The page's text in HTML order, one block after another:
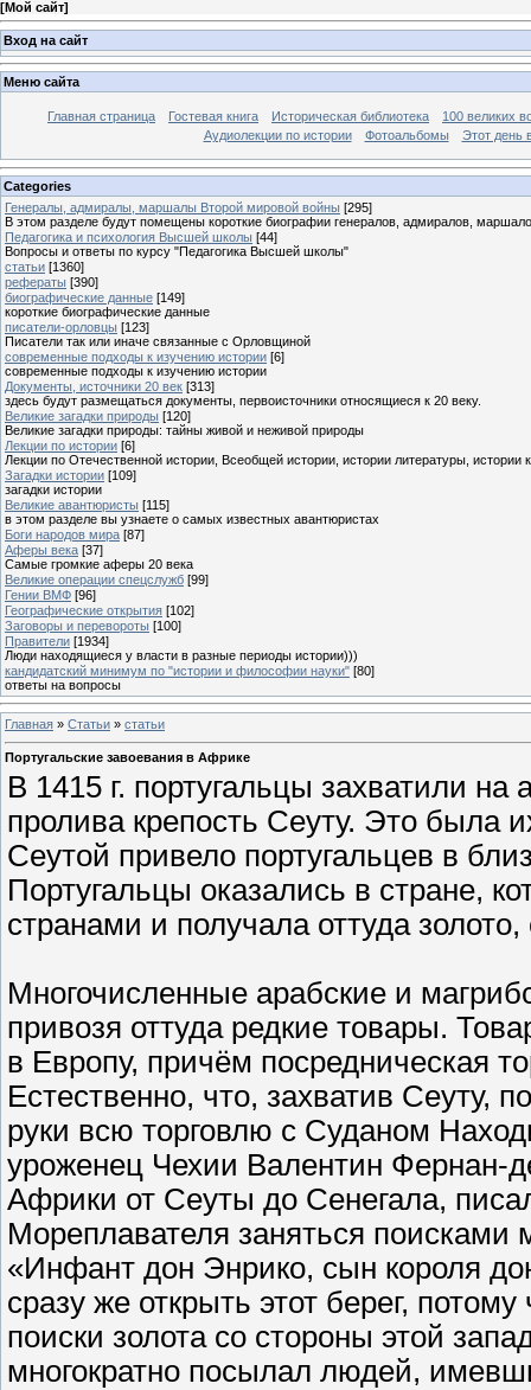
[Мой сайт]
Вход на сайт
Меню сайта
Главная страница Гостевая книга Историческая библиотека
100 великих
Аудиолекции по истории
Фотоальбомы Этот день
Categories
Генералы, адмиралы, маршалы Второй мировой войны [295]
В этом разделе будут помещены короткие биографии генералов, адмиралов,
Педагогика и психология Высшей школы [44]
Вопросы и ответы по курсу "Педагогика Высшей школы"
статьи [1360]
рефераты [390]
биографические данные [149]
короткие биографические данные
писатели-орловцы [123]
Писатели так или иначе связанные с Орловщиной
современные подходы к изучению истории [6]
современные подходы к изучению истории
Документы, источники 20 век [313]
здесь будут размещаться документы, первоисточники относящиеся к 20 веку.
Великие загадки природы [120]
Великие загадки природы: тайны живой и неживой природы
Лекции по истории [6]
Лекции по Отечественной истории, Всеобщей истории, истории литературы, истории
Загадки истории [109]
загадки истории
Великие авантюристы [115]
в этом разделе вы узнаете о самых известных авантюристах
Боги народов мира [87]
Аферы века [37]
Самые громкие аферы 20 века
Великие операции спецслужб [99]
Гении ВМФ [96]
Географические открытия [102]
Заговоры и перевороты [100]
Правители [1934]
Люди находящиеся у власти в разные периоды истории)))
кандидатский минимум по "истории и философии науки" [80]
ответы на вопросы
Главная » Статьи » статьи
Португальские завоевания в Африке
В 1415 г. португальцы захватили на
пролива крепость Сеуту. Это была
Сеутой привело португальцев в
Португальцы оказались в стране,
странами и получала оттуда
Многочисленные арабские и
привозя оттуда редкие товары.
в Европу, причём посредническая
Естественно, что, захватив Сеуту,
руки всю торговлю с Суданом
уроженец Чехии Валентин
Африки от Сеуты до Сенегала,
Мореплавателя заняться поисками
«Инфант дон Энрико, сын короля
сразу же открыть этот берег,
поиски золота со стороны этой
многократно посылал людей,